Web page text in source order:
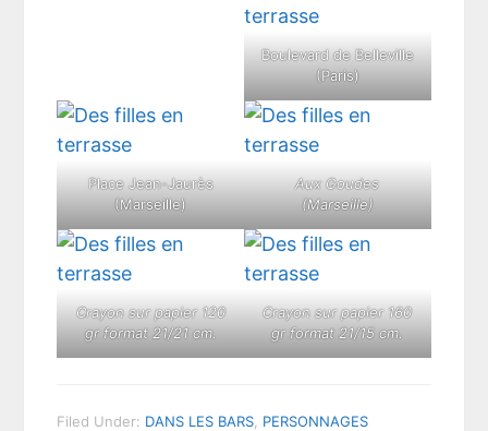
Boulevard de Belleville
(Paris)
Place Jean-Jaurès
(Marseille)
Aux Goudes
(Marseille)
Crayon sur papier 120
gr format 21/21 cm.
Crayon sur papier 160
gr format 21/15 cm.
Filed Under: DANS LES BARS PERSONNAGES